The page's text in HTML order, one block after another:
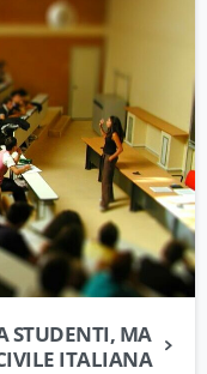
STUDENTI, MA
ITALIANA